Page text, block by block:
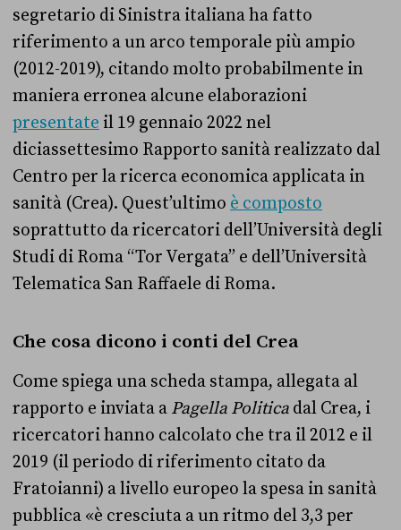
segretario di Sinistra italiana ha fatto
riferimento a un arco temporale più ampio
(2012-2019), citando molto probabilmente in
maniera erronea alcune elaborazioni
presentate il 19 gennaio 2022 nel
diciassettesimo Rapporto sanità realizzato dal
Centro per la ricerca economica applicata in
sanità (Crea). Quest’ultimo è composto
soprattutto da ricercatori dell’Università degli
Studi di Roma “Tor Vergata” e dell’Università
Telematica San Raffaele di Roma.
Che cosa dicono i conti del Crea
Come spiega una scheda stampa, allegata al
rapporto e inviata a Pagella Politica dal Crea, i
ricercatori hanno calcolato che tra il 2012 e il
2019 (il periodo di riferimento citato da
Fratoianni) a livello europeo la spesa in sanità
pubblica «è cresciuta a un ritmo del 3,3 per